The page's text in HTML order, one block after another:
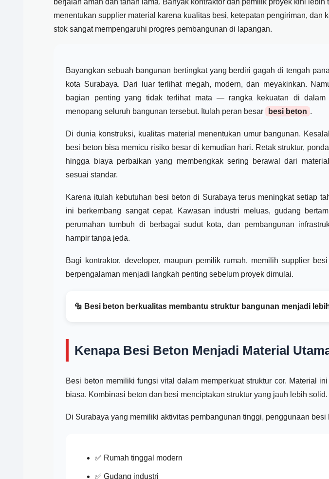
berjalan aman dan tahan lama. Banyak kontraktor dan pemilik proyek kini lebih
menentukan supplier material karena kualitas besi, ketepatan pengiriman, dan
stok sangat mempengaruhi progres pembangunan di lapangan.
Bayangkan sebuah bangunan bertingkat yang berdiri gagah di tengah
kota Surabaya. Dari luar terlihat megah, modern, dan meyakinkan.
bagian penting yang tidak terlihat mata — rangka kekuatan di dalam
menopang seluruh bangunan tersebut. Itulah peran besar
besi beton .
Di dunia konstruksi, kualitas material menentukan umur bangunan.
besi beton bisa memicu risiko besar di kemudian hari. Retak struktur,
hingga biaya perbaikan yang membengkak sering berawal dari
sesuai standar.
Karena itulah kebutuhan besi beton di Surabaya terus meningkat setiap
ini berkembang sangat cepat. Kawasan industri meluas, gudang
perumahan tumbuh di berbagai sudut kota, dan pembangunan
hampir tanpa jeda.
Bagi kontraktor, developer, maupun pemilik rumah, memilih supplier
berpengalaman menjadi langkah penting sebelum proyek dimulai.
🔩 Besi beton berkualitas membantu struktur bangunan menjadi
Kenapa Besi Beton Menjadi Material
Besi beton memiliki fungsi vital dalam memperkuat struktur cor. Material
biasa. Kombinasi beton dan besi menciptakan struktur yang jauh lebih solid.
Di Surabaya yang memiliki aktivitas pembangunan tinggi, penggunaan
✅ Rumah tinggal modern
✅ Gudang industri